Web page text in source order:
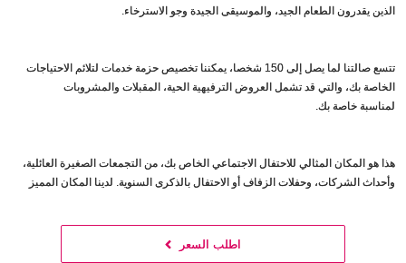
الذين يقدرون الطعام الجيد، والموسيقى الجيدة وجو الاسترخاء.
تتسع صالتنا لما يصل إلى 150 شخصا، يمكننا تخصيص حزمة خدمات لتلائم الاحتياجات
الخاصة بك، والتي قد تشمل العروض الترفيهية الحية، المقبلات والمشروبات
لمناسبة خاصة بك.
هذا هو المكان المثالي للاحتفال الاجتماعي الخاص بك، من التجمعات الصغيرة العائلية،
وأحداث الشركات، وحفلات الزفاف أو الاحتفال بالذكرى السنوية. لدينا المكان المميز
اطلب السعر